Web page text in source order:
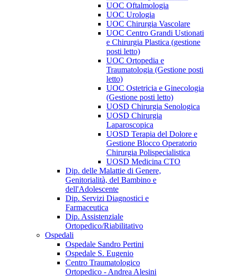
UOC Oftalmologia
UOC Urologia
UOC Chirurgia Vascolare
UOC Centro Grandi Ustionati
e Chirurgia Plastica (gestione
posti letto)
UOC Ortopedia e
Traumatologia (Gestione posti
letto)
UOC Ostetricia e Ginecologia
(Gestione posti letto)
UOSD Chirurgia Senologica
UOSD Chirurgia
Laparoscopica
UOSD Terapia del Dolore e
Gestione Blocco Operatorio
Chirurgia Polispecialistica
UOSD Medicina CTO
Dip. delle Malattie di Genere,
Genitorialità, del Bambino e
dell'Adolescente
Dip. Servizi Diagnostici e
Farmaceutica
Dip. Assistenziale
Ortopedico/Riabilitativo
Ospedali
Ospedale Sandro Pertini
Ospedale S. Eugenio
Centro Traumatologico
Ortopedico - Andrea Alesini